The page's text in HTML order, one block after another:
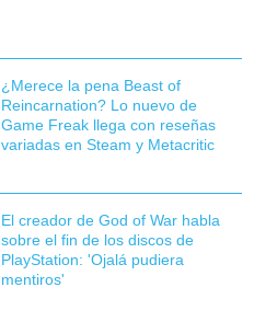
¿Merece la pena Beast of
Reincarnation? Lo nuevo de
Game Freak llega con reseñas
variadas en Steam y Metacritic
El creador de God of War habla
sobre el fin de los discos de
PlayStation: 'Ojalá pudiera
mentiros'